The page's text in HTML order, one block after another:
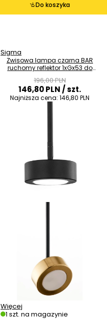
Do koszyka
Sigma
Zwisowa lampa czarna BAR
ruchomy reflektor 1xGx53 do
196,00 PLN
146,80 PLN/ szt.
Najniższa cena: 146,80 PLN
Więcej
1 szt. na magazynie